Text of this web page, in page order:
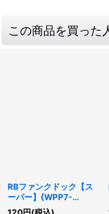
この商品を買った
RBファンクドック【ス
ーパー】{WPP7-
JP021}《魔法》